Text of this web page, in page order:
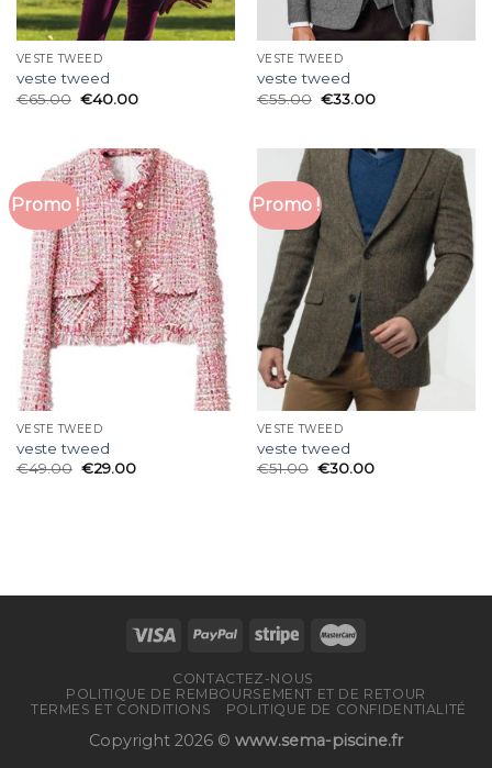
VESTE TWEED
veste tweed
€65.00 €40.00
VESTE TWEED
veste tweed
€55.00 €33.00
Promo !
VESTE TWEED
veste tweed
€49.00 €29.00
Promo !
VESTE TWEED
veste tweed
€51.00 €30.00
CONTACTEZ-NOUS
POLITIQUE DE REMBOURSEMENT ET DE RETOUR
TERMES ET CONDITIONS
POLITIQUE DE CONFIDENTIALITÉ
Copyright 2026 © www.sema-piscine.fr